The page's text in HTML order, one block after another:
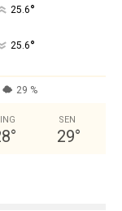
25.6°
25.6°
29 %
°
SEN
29°